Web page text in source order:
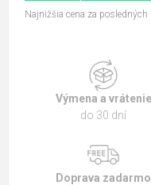
Najnižšia cena za
Výmena a vrátenie
do 30 dní
Doprava zadarmo